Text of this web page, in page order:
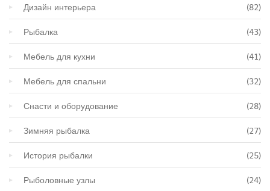
Дизайн интерьера (82)
Рыбалка (43)
Мебель для кухни (41)
Мебель для спальни (32)
Снасти и оборудование (28)
Зимняя рыбалка (27)
История рыбалки (25)
Рыболовные узлы (24)